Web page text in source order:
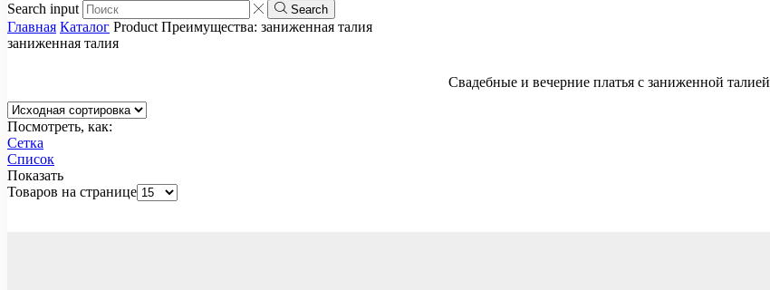
Search input Search
Главная Каталог Product Преимущества: заниженная талия
заниженная талия
Свадебные и вечерние платья с заниженной талией
Посмотреть, как:
Сетка
Список
Показать
Товаров на странице